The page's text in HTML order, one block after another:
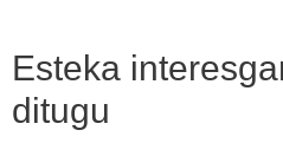
Esteka
ditugu